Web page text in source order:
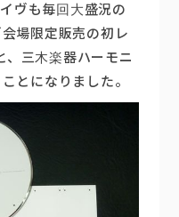
ヴも毎回大盛況の
場限定販売の初レ
、三木楽器ハーモニ
とになりました。